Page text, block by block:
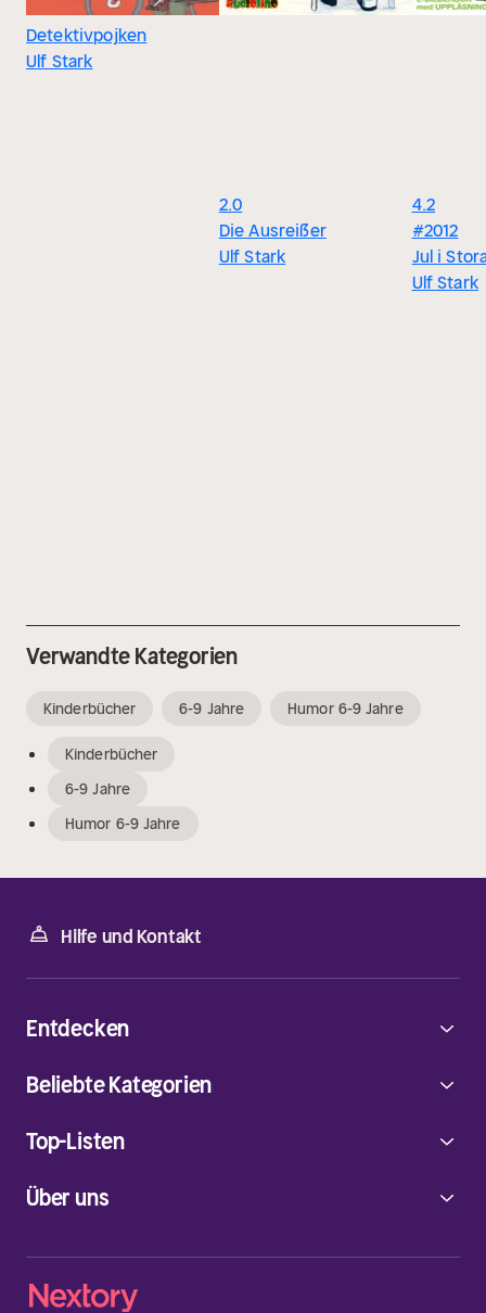
Detektivpojken
Ulf Stark
2.0
Die Ausreißer
Ulf Stark
4.2
#2012
Jul i
Ulf Stark
Verwandte Kategorien
Kinderbücher 6-9 Jahre Humor 6-9 Jahre
Kinderbücher
6-9 Jahre
Humor 6-9 Jahre
Hilfe und Kontakt
Über uns
Entdecken
Beliebte Kategorien
Top-Listen